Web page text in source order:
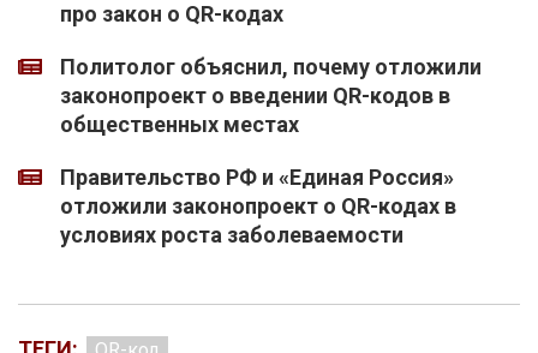
про закон о QR-кодах
Политолог объяснил, почему отложили
законопроект о введении QR-кодов в
общественных местах
Правительство РФ и «Единая Россия»
отложили законопроект о QR-кодах в
условиях роста заболеваемости